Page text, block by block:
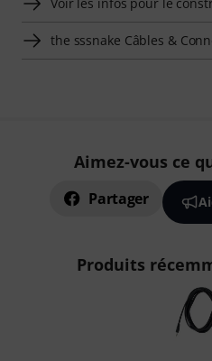
the sssnake Câbles &
Aimez-vous ce
Partager
Produits